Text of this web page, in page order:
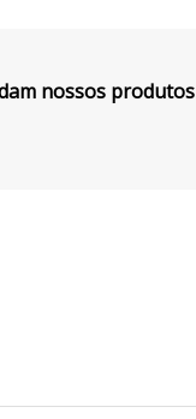
nossos produtos